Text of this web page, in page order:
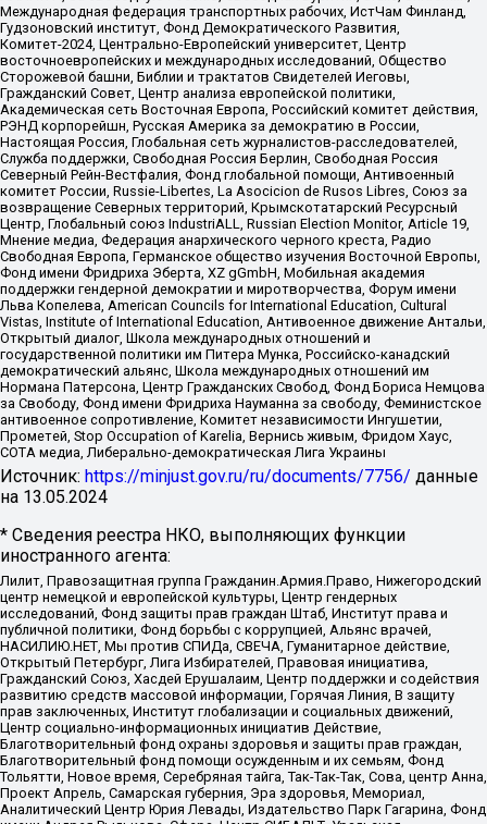
Международная федерация транспортных рабочих, ИстЧам Финланд,
Гудзоновский институт, Фонд Демократического Развития,
Комитет-2024, Центрально-Европейский университет, Центр
восточноевропейских и международных исследований, Общество
Сторожевой башни, Библии и трактатов Свидетелей Иеговы,
Гражданский Совет, Центр анализа европейской политики,
Академическая сеть Восточная Европа, Российский комитет действия,
РЭНД корпорейшн, Русская Америка за демократию в России,
Настоящая Россия, Глобальная сеть журналистов-расследователей,
Служба поддержки, Свободная Россия Берлин, Свободная Россия
Северный Рейн-Вестфалия, Фонд глобальной помощи, Антивоенный
комитет России, Russie-Libertes, La Asocicion de Rusos Libres, Союз за
возвращение Северных территорий, Крымскотатарский Ресурсный
Центр, Глобальный союз IndustriALL, Russian Election Monitor, Article 19,
Мнение медиа, Федерация анархического черного креста, Радио
Свободная Европа, Германское общество изучения Восточной Европы,
Фонд имени Фридриха Эберта, XZ gGmbH, Мобильная академия
поддержки гендерной демократии и миротворчества, Форум имени
Льва Копелева, American Councils for International Education, Cultural
Vistas, Institute of International Education, Антивоенное движение Антальи,
Открытый диалог, Школа международных отношений и
государственной политики им Питера Мунка, Российско-канадский
демократический альянс, Школа международных отношений им
Нормана Патерсона, Центр Гражданских Свобод, Фонд Бориса Немцова
за Свободу, Фонд имени Фридриха Науманна за свободу, Феминистское
антивоенное сопротивление, Комитет независимости Ингушетии,
Прометей, Stop Occupation of Karelia, Вернись живым, Фридом Хаус,
СОТА медиа, Либерально-демократическая Лига Украины
Источник: https://minjust.gov.ru/ru/documents/7756/ данные
на 13.05.2024
* Сведения реестра НКО, выполняющих функции
иностранного агента:
Лилит, Правозащитная группа Гражданин.Армия.Право, Нижегородский
центр немецкой и европейской культуры, Центр гендерных
исследований, Фонд защиты прав граждан Штаб, Институт права и
публичной политики, Фонд борьбы с коррупцией, Альянс врачей,
НАСИЛИЮ.НЕТ, Мы против СПИДа, СВЕЧА, Гуманитарное действие,
Открытый Петербург, Лига Избирателей, Правовая инициатива,
Гражданский Союз, Хасдей Ерушалаим, Центр поддержки и содействия
развитию средств массовой информации, Горячая Линия, В защиту
прав заключенных, Институт глобализации и социальных движений,
Центр социально-информационных инициатив Действие,
Благотворительный фонд охраны здоровья и защиты прав граждан,
Благотворительный фонд помощи осужденным и их семьям, Фонд
Тольятти, Новое время, Серебряная тайга, Так-Так-Так, Сова, центр Анна,
Проект Апрель, Самарская губерния, Эра здоровья, Мемориал,
Аналитический Центр Юрия Левады, Издательство Парк Гагарина, Фонд